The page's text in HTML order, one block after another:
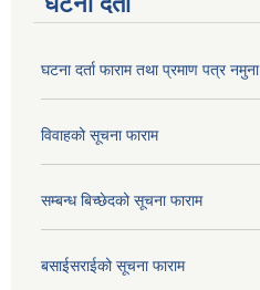
घटना दर्ता फाराम तथा प्रमाण पत्र नमुना
विवाहको सूचना फाराम
सम्बन्ध बिच्छेदको सूचना फाराम
बसाईसराईको सूचना फाराम